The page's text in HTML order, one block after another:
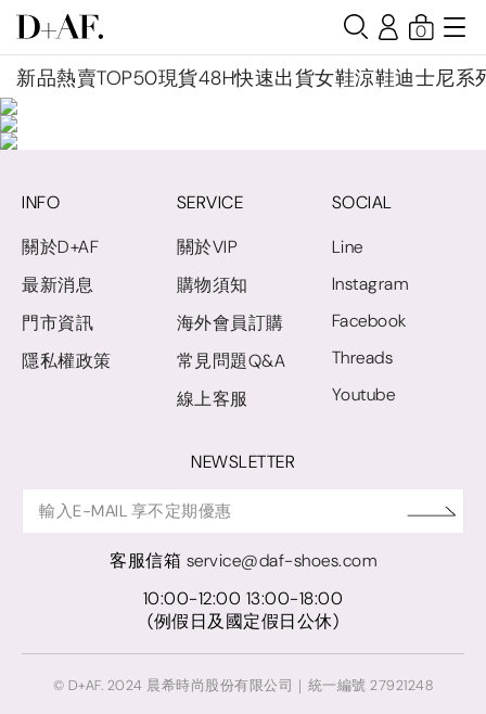
新品熱賣TOP50現貨48H快速出貨女鞋涼鞋迪士尼系
0
INFO
關於D+AF
最新消息
門市資訊
隱私權政策
SERVICE
關於VIP
購物須知
海外會員訂購
常見問題Q&A
線上客服
SOCIAL
Line
Instagram
Facebook
Threads
Youtube
NEWSLETTER
客服信箱 service@daf-shoes.com
10:00-12:00 13:00-18:00
(例假日及國定假日公休)
© D+AF. 2024 晨希時尚股份有限公司｜統一編號 27921248